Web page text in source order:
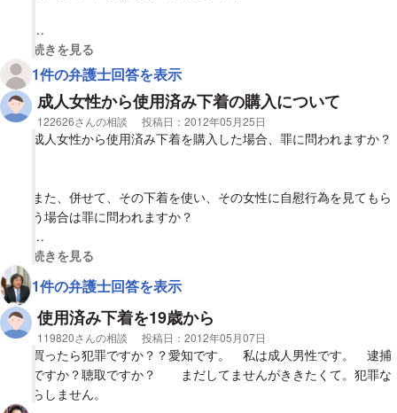
２
あとリサイクルショップなどを運営するさいは届け出が必要です
が
オークションはいらないですよね？
本業で食べて行けるほどではなかったら大丈夫という事でしょう
か？
視覚的に省略された相談全文の
続きを見る
1件の弁護士回答を表示
成人女性から使用済み下着の購入について
相談者
122626さんの相談 投稿日： 2012年05月25日
成人女性から使用済み下着を購入した場合、罪に問われますか？
また、併せて、その下着を使い、その女性に自慰行為を見てもら
う場合は罪に問われますか？
金銭を渡して、同意の上、上記行為をした場合です。
回答よろしくお願いします。
視覚的に省略された相談全文の
続きを見る
1件の弁護士回答を表示
使用済み下着を19歳から
相談者
119820さんの相談 投稿日： 2012年05月07日
買ったら犯罪ですか？？愛知です。 私は成人男性です。 逮捕
ですか？聴取ですか？ まだしてませんがききたくて。犯罪な
らしません。